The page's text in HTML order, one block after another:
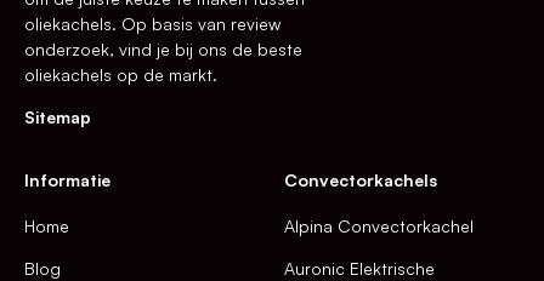
oliekachels. Op basis van review
onderzoek, vind je bij ons de beste
oliekachels op de markt.
Sitemap
Informatie
Home
Blog
Convectorkachels
Alpina Convectorkachel
Auronic Elektrische